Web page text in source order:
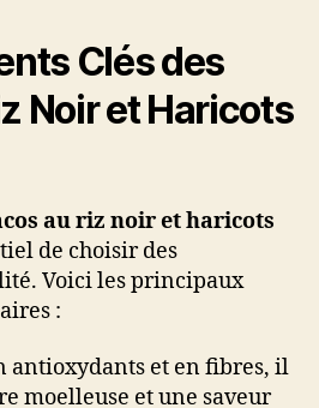
Clés des
Noir et Haricots
au riz noir et haricots
de choisir des
Voici les principaux
:
antioxydants et en fibres, il
moelleuse et une saveur